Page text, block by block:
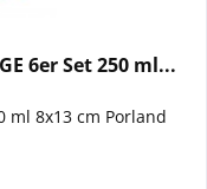
6er Set 250 ml...
ml 8x13 cm Porland